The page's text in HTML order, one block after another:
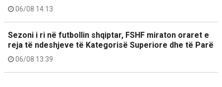
06/08 14:13
Sezoni i ri në futbollin shqiptar, FSHF miraton oraret e
reja të ndeshjeve të Kategorisë Superiore dhe të Parë
06/08 13:39